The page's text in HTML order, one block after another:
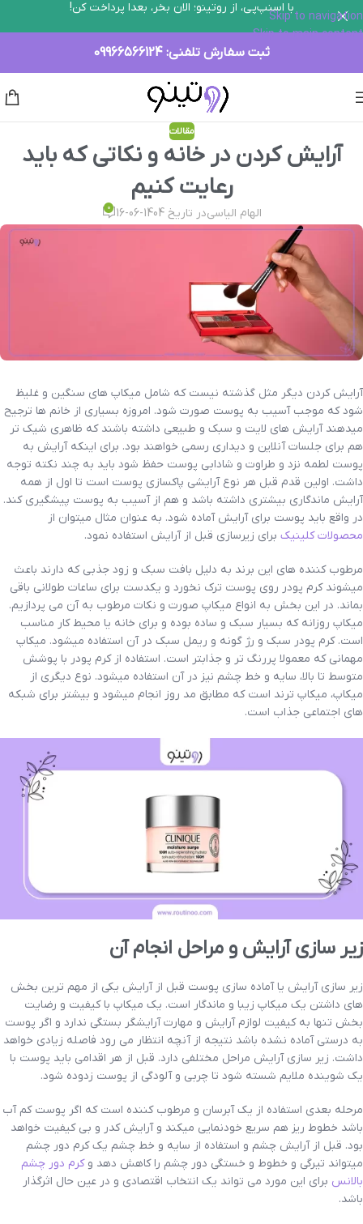
Skip to navigation
Skip to main content
با اسنپ‌پی، از روتینو؛ الان بخر، بعدا پرداخت کن!
ثبت سفارش تلفنی: 09966566124
مقالات
آرایش کردن در خانه و نکاتی که باید
رعایت کنیم
الهام الیاسیدر تاریخ 1404-06-16 0
آرایش کردن دیگر مثل گذشته نیست که شامل میکاپ های سنگین و غلیظ
شود که موجب آسیب به پوست صورت شود. امروزه بسیاری از خانم ها ترجیح
میدهند آرایش های لایت و سبک و طبیعی داشته باشند که ظاهری شیک تر
هم برای جلسات آنلاین و دیداری رسمی خواهند بود. برای اینکه آرایش به
پوست لطمه نزد و طراوت و شادابی پوست حفظ شود باید به چند نکته توجه
داشت. اولین قدم قبل هر نوع آرایشی پاکسازی پوست است تا اول از همه
آرایش ماندگاری بیشتری داشته باشد و هم از آسیب به پوست پیشگیری کند.
در واقع باید پوست برای آرایش آماده شود. به عنوان مثال میتوان از
محصولات کلینیک برای زیرسازی قبل از آرایش استفاده نمود.
مرطوب کننده های این برند به دلیل بافت سبک و زود جذبی که دارند باعث
میشوند کرم پودر روی پوست ترک نخورد و یکدست برای ساعات طولانی باقی
بماند. در این بخش به انواع میکاپ صورت و نکات مرطوب به آن می پردازیم.
میکاپ روزانه که بسیار سبک و ساده بوده و برای خانه یا محیط کار مناسب
است. کرم پودر سبک و رژ گونه و ریمل سبک در آن استفاده میشود. میکاپ
مهمانی که معمولا پررنگ تر و جذابتر است. استفاده از کرم پودر با پوشش
متوسط تا بالا، سایه و خط چشم نیز در آن استفاده میشود. نوع دیگری از
میکاپ، میکاپ ترند است که مطابق مد روز انجام میشود و بیشتر برای شبکه
های اجتماعی جذاب است.
زیر سازی آرایش و مراحل انجام آن
زیر سازی آرایش یا آماده سازی پوست قبل از آرایش یکی از مهم ترین بخش
های داشتن یک میکاپ زیبا و ماندگار است. یک میکاپ با کیفیت و رضایت
بخش تنها به کیفیت لوازم آرایش و مهارت آرایشگر بستگی ندارد و اگر پوست
به درستی آماده نشده باشد نتیجه از آنچه انتظار می رود فاصله زیادی خواهد
داشت. زیر سازی آرایش مراحل مختلفی دارد. قبل از هر اقدامی باید پوست با
یک شوینده ملایم شسته شود تا چربی و آلودگی از پوست زدوده شود.
مرحله بعدی استفاده از یک آبرسان و مرطوب کننده است که اگر پوست کم آب
باشد خطوط ریز هم سریع خودنمایی میکند و آرایش کدر و بی کیفیت خواهد
بود. قبل از آرایش چشم و استفاده از سایه و خط چشم یک کرم دور چشم
میتواند تیرگی و خطوط و خستگی دور چشم را کاهش دهد وکرم دور چشم
بالانس برای این مورد می تواند یک انتخاب اقتصادی و در عین حال اثرگذار
باشد.